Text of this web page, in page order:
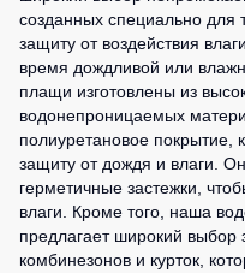
созданных специально для
защиту от воздействия
время дождливой или
плащи изготовлены из
водонепроницаемых
полиуретановое покрытие,
защиту от дождя и влаги.
герметичные застежки,
влаги. Кроме того, наша
предлагает широкий выбор
комбинезонов и курток,